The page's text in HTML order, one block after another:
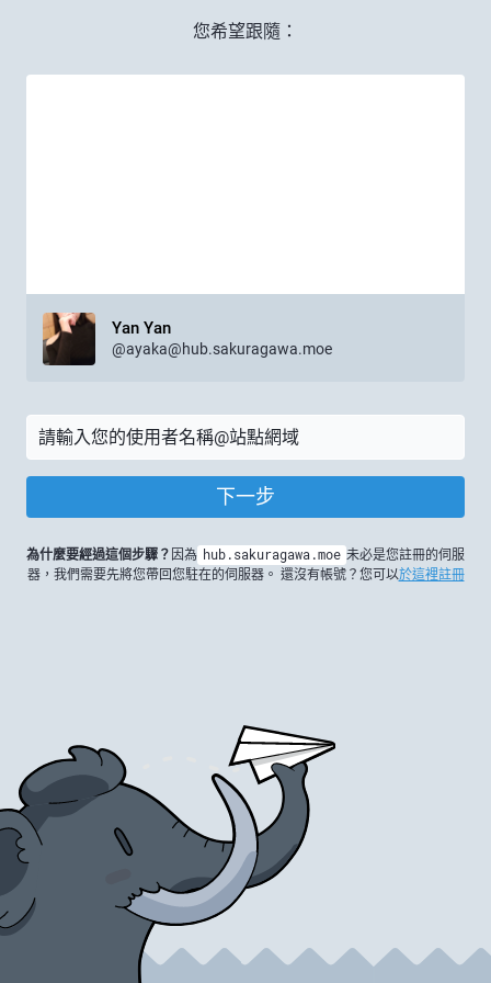
您希望跟隨：
Yan Yan
@ayaka@hub.sakuragawa.moe
下一步
為什麼要經過這個步驟？ 因為 hub.sakuragawa.moe 未必是您註冊的伺服
器，我們需要先將您帶回您駐在的伺服器。 還沒有帳號？您可以於這裡註冊